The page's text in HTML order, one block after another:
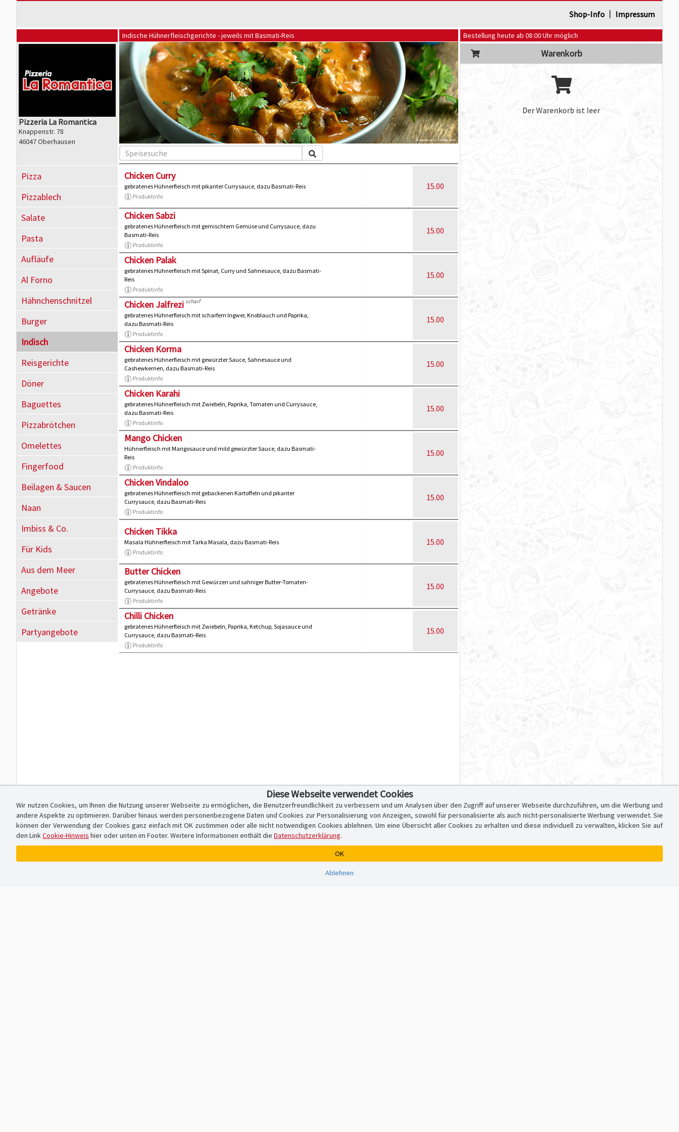
Shop-Info | Impressum
Bestellung heute ab 08:00 Uhr möglich
Warenkorb
Der Warenkorb ist leer
Pizzeria La Romantica
Knappenstr. 78
46047 Oberhausen
Pizza
Pizzablech
Salate
Pasta
Aufläufe
Al Forno
Hähnchenschnitzel
Burger
Indisch
Reisgerichte
Döner
Baguettes
Pizzabrötchen
Omelettes
Fingerfood
Beilagen & Saucen
Naan
Imbiss & Co.
Für Kids
Aus dem Meer
Angebote
Getränke
Partyangebote
Indische Hühnerfleischgerichte - jeweils mit Basmati-Reis
Chicken Curry
gebratenes Hühnerfleisch mit pikanter Currysauce, dazu Basmati-Reis
Produktinfo
15.00
Chicken Sabzi
gebratenes Hühnerfleisch mit gemischtem Gemüse und Currysauce, dazu
Basmati-Reis
Produktinfo
15.00
Chicken Palak
gebratenes Hühnerfleisch mit Spinat, Curry und Sahnesauce, dazu Basmati-
Reis
Produktinfo
15.00
Chicken Jalfrezi scharf
gebratenes Hühnerfleisch mit scharfem Ingwer, Knoblauch und Paprika,
dazu Basmati-Reis
Produktinfo
15.00
Chicken Korma
gebratenes Hühnerfleisch mit gewürzter Sauce, Sahnesauce und
Cashewkernen, dazu Basmati-Reis
Produktinfo
15.00
Chicken Karahi
gebratenes Hühnerfleisch mit Zwiebeln, Paprika, Tomaten und Currysauce,
dazu Basmati-Reis
Produktinfo
15.00
Mango Chicken
Hühnerfleisch mit Mangosauce und mild gewürzter Sauce, dazu Basmati-
Reis
Produktinfo
15.00
Chicken Vindaloo
gebratenes Hühnerfleisch mit gebackenen Kartoffeln und pikanter
Currysauce, dazu Basmati-Reis
Produktinfo
15.00
Chicken Tikka
Masala Hühnerfleisch mit Tarka Masala, dazu Basmati-Reis
Produktinfo
15.00
Butter Chicken
gebratenes Hühnerfleisch mit Gewürzen und sahniger Butter-Tomaten-
Currysauce, dazu Basmati-Reis
Produktinfo
15.00
Chilli Chicken
gebratenes Hühnerfleisch mit Zwiebeln, Paprika, Ketchup, Sojasauce und
Currysauce, dazu Basmati-Reis
Produktinfo
15.00
Diese Webseite verwendet Cookies
Wir nutzen Cookies, um Ihnen die Nutzung unserer Webseite zu ermöglichen, die Benutzerfreundlichkeit zu verbessern und um Analysen über den Zugriff auf unserer Webseite durchzuführen, um die Werbung und
andere Aspekte zu optimieren. Darüber hinaus werden personenbezogene Daten und Cookies zur Personalisierung von Anzeigen, sowohl für personalisierte als auch nicht-personalisierte Werbung verwendet. Sie
können der Verwendung der Cookies ganz einfach mit OK zustimmen oder alle nicht notwendigen Cookies ablehnen. Um eine Übersicht aller Cookies zu erhalten und diese individuell zu verwalten, klicken Sie auf
den LinkCookie-Hinweis hier oder unten im Footer. Weitere Informationen enthält die Datenschutzerklärung.
OK
Ablehnen